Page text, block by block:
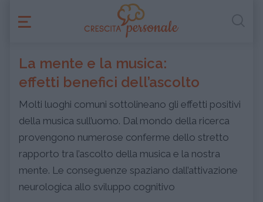
La mente e la musica:
effetti benefici dell’ascolto
Molti luoghi comuni sottolineano gli effetti positivi
della musica sull’uomo. Dal mondo della ricerca
provengono numerose conferme dello stretto
rapporto tra l’ascolto della musica e la nostra
mente. Le conseguenze spaziano dall’attivazione
neurologica allo sviluppo cognitivo